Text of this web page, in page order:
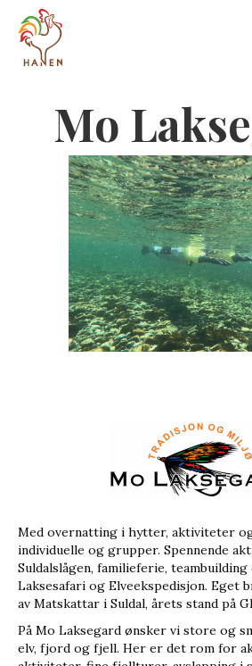
Mo
Med overnatting i hytter, aktiviteter
individuelle og grupper. Spennende
Suldalslågen, familieferie, teambuilding
Laksesafari og Elveekspedisjon. Eget
av Matskattar i Suldal, årets stand på
På Mo Laksegard ønsker vi store og
elv, fjord og fjell. Her er det rom for